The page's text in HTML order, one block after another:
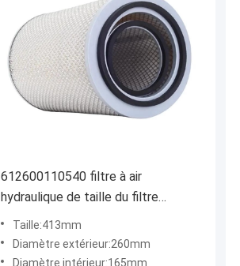
612600110540 filtre à air
hydraulique de taille du filtre
413mm de chargeur
Taille:413mm
Diamètre extérieur:260mm
Diamètre intérieur:165mm